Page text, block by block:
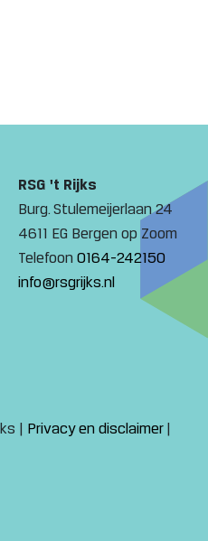
RSG 't Rijks
Burg. Stulemeijerlaan 24
4611 EG Bergen op Zoom
Telefoon 0164-242150
info@rsgrijks.nl
| Privacy en disclaimer|